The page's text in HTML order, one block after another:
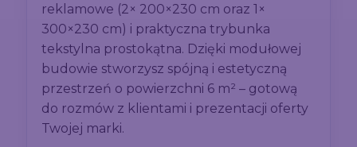
reklamowe (2× 200×230 cm oraz 1×
300×230 cm) i praktyczna trybunka
tekstylna prostokątna. Dzięki modułowej
budowie stworzysz spójną i estetyczną
przestrzeń o powierzchni 6 m² – gotową
do rozmów z klientami i prezentacji oferty
Twojej marki.